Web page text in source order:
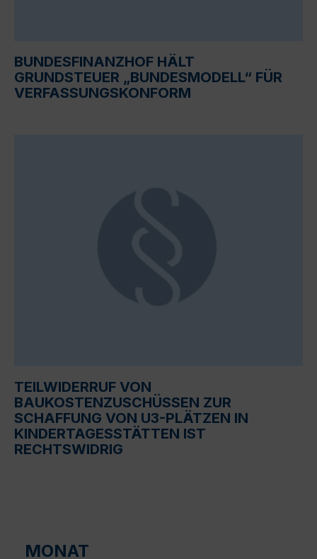
BUNDESFINANZHOF HÄLT
GRUNDSTEUER „BUNDESMODELL“ FÜR
VERFASSUNGSKONFORM
TEILWIDERRUF VON
BAUKOSTENZUSCHÜSSEN ZUR
SCHAFFUNG VON U3-PLÄTZEN IN
KINDERTAGESSTÄTTEN IST
RECHTSWIDRIG
MONAT